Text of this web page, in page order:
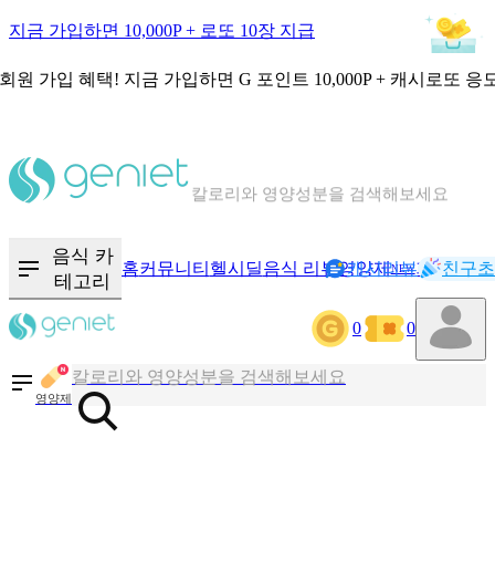
지금 가입하면 10,000P + 로또 10장 지급
원 가입 혜택! 지금 가입하면 G 포인트 10,000P + 캐시로또 응
혈당 · 다이어트 음식 검색해보세요
음식 카
테고리
홈커뮤니티 헬시딜음식 리뷰영양제NEW기록
캐시리뷰 친구
0 0
영양제
칼로리와 영양성분을 검색해보세요
혈당 · 다이어트 음식 검색해보세요
음식 · 영양제 리뷰를 찾아보세요